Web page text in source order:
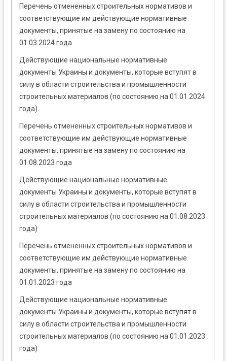
Перечень отмененных строительных нормативов и
соответствующие им действующие нормативные
документы, принятые на замену по состоянию на
01.03.2024 года
Действующие национальные нормативные
документы Украины и документы, которые вступят в
силу в области строительства и промышленности
строительных материалов (по состоянию на 01.01.2024
года)
Перечень отмененных строительных нормативов и
соответствующие им действующие нормативные
документы, принятые на замену по состоянию на
01.08.2023 года
Действующие национальные нормативные
документы Украины и документы, которые вступят в
силу в области строительства и промышленности
строительных материалов (по состоянию на 01.08.2023
года)
Перечень отмененных строительных нормативов и
соответствующие им действующие нормативные
документы, принятые на замену по состоянию на
01.01.2023 года
Действующие национальные нормативные
документы Украины и документы, которые вступят в
силу в области строительства и промышленности
строительных материалов (по состоянию на 01.01.2023
года)